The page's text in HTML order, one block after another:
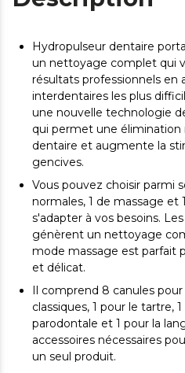
Hydropulseur dentaire
un nettoyage complet qui
résultats professionnels en
interdentaires les plus
une nouvelle technologie
qui permet une élimination
dentaire et augmente la
gencives.
Vous pouvez choisir parmi
normales, 1 de massage et
s'adapter à vos besoins.
génèrent un nettoyage
mode massage est parfait
et délicat.
Il comprend 8 canules
classiques, 1 pour le tartre,
parodontale et 1 pour la
accessoires nécessaires
un seul produit.